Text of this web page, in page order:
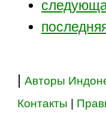
|Авторы
Контакты